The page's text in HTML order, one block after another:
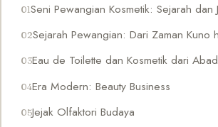
Seni Pewangian Kosmetik: Sejarah dan
Sejarah Pewangian: Dari Zaman Kuno
Eau de Toilette dan Kosmetik dari
Era Modern: Beauty Business
Jejak Olfaktori Budaya